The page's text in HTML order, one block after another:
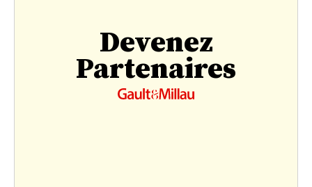
Devenez
Partenaires